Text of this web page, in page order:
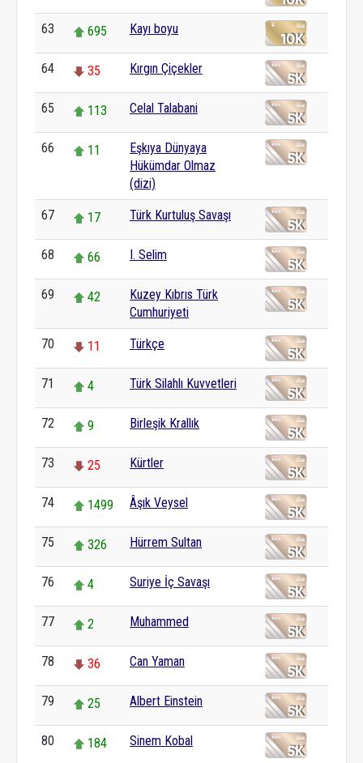
63 695 Kayı boyu
64 35 Kırgın Çiçekler
65 113 Celal Talabani
66 11
Eşkıya Dünyaya
Hükümdar Olmaz
(dizi)
67 17 Türk Kurtuluş Savaşı
68 66 I. Selim
69 42
Kuzey Kıbrıs Türk
Cumhuriyeti
70 11 Türkçe
71 4 Türk Silahlı Kuvvetleri
72 9 Birleşik Krallık
73 25 Kürtler
74 1499 Âşık Veysel
75 326 Hürrem Sultan
76 4 Suriye İç Savaşı
77 2 Muhammed
78 36 Can Yaman
79 25 Albert Einstein
80 184 Sinem Kobal